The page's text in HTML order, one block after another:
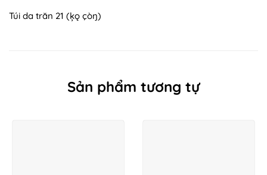
Túi da trăn 21 (ķǫ çòŋ)
Sản phẩm tương tự